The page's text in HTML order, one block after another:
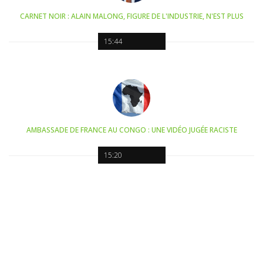
15:44
CARNET NOIR : ALAIN MALONG, FIGURE DE L'INDUSTRIE, N'EST PLUS
15:20
AMBASSADE DE FRANCE AU CONGO : UNE VIDÉO JUGÉE RACISTE